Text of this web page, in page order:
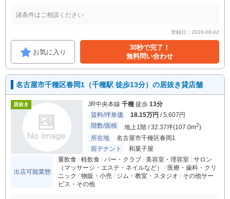
諸条件はご相談ください
登録日：2026-08-02
お気に入り
30秒で完了！
無料問い合わせ
名古屋市千種区春岡1（千種駅 徒歩13分）の居抜き貸店舗
居抜き JR中央本線 千種 徒歩 13分
賃料/坪単価
18.15万円 / 5,607円
階数/面積
地上1階 / 32.37坪(107.0m2)
所在地
名古屋市千種区春岡1
前テナント
和菓子屋
出店可能業態
重飲食 軽飲食 バー・クラブ 美容室・理容室
サロン
（マッサージ・エステ・ネイルなど）
医療・歯科・クリ
ニック
物販・小売 ジム・教室・スタジオ
その他サー
ビス・その他